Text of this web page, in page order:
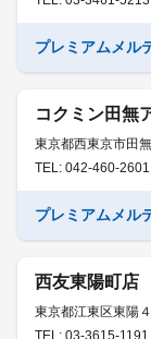
プレミアムメ
コクミン田無
東京都西東京市田
TEL: 042-460-2601
プレミアムメ
西友東陽町店
東京都江東区東陽
TEL: 03-3615-1191